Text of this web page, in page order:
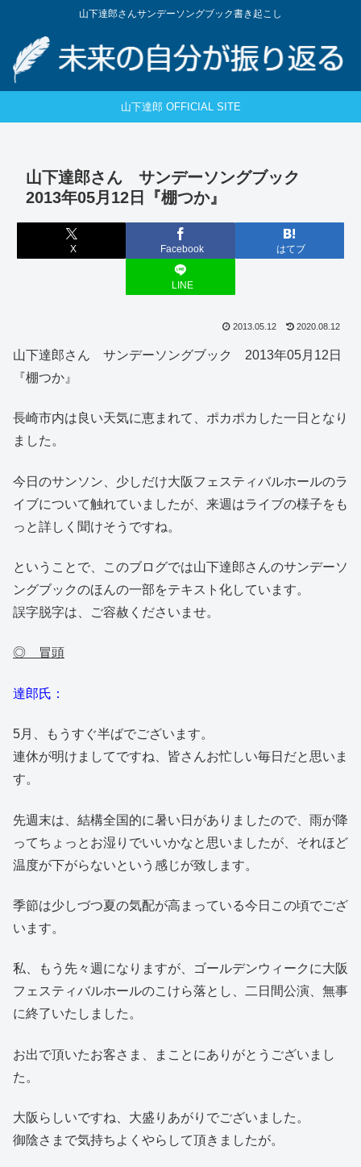
山下達郎さんサンデーソングブック書き起こし
山下達郎 OFFICIAL SITE
山下達郎さん サンデーソングブック
2013年05月12日『棚つか』
X Facebook はてブ
LINE
2013.05.12 2020.08.12
山下達郎さん サンデーソングブック 2013年05月12日
『棚つか』
長崎市内は良い天気に恵まれて、ポカポカした一日となり
ました。
今日のサンソン、少しだけ大阪フェスティバルホールのラ
イブについて触れていましたが、来週はライブの様子をも
っと詳しく聞けそうですね。
ということで、このブログでは山下達郎さんのサンデーソ
ングブックのほんの一部をテキスト化しています。
誤字脱字は、ご容赦くださいませ。
◎ 冒頭
達郎氏：
5月、もうすぐ半ばでございます。
連休が明けましてですね、皆さんお忙しい毎日だと思いま
す。
先週末は、結構全国的に暑い日がありましたので、雨が降
ってちょっとお湿りでいいかなと思いましたが、それほど
温度が下がらないという感じが致します。
季節は少しづつ夏の気配が高まっている今日この頃でござ
います。
私、もう先々週になりますが、ゴールデンウィークに大阪
フェスティバルホールのこけら落とし、二日間公演、無事
に終了いたしました。
お出で頂いたお客さま、まことにありがとうございまし
た。
大阪らしいですね、大盛りあがりでございました。
御陰さまで気持ちよくやらして頂きましたが。